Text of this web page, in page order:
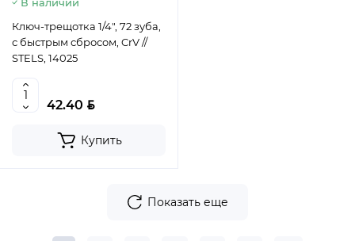
Ключ-трещотка 1/4", 72 зуба,
с быстрым сбросом, CrV //
STELS, 14025
42.40 BYN
Купить
Показать еще